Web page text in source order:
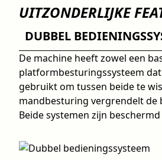
UITZONDERLIJKE
DUBBEL
De machine heeft zowel een
platformbesturingssysteem
gebruikt om tussen beide te
mandbesturing vergrendelt de
Beide systemen zijn